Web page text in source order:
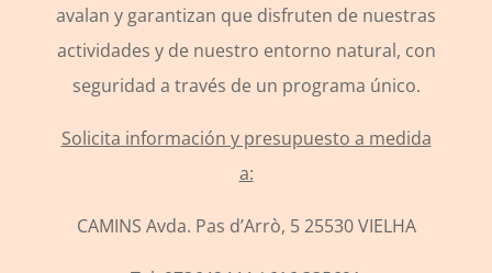
avalan y garantizan que disfruten de nuestras
actividades y de nuestro entorno natural, con
seguridad a través de un programa único.
Solicita información y presupuesto a medida
a:
CAMINS Avda. Pas d’Arrò, 5 25530 VIELHA